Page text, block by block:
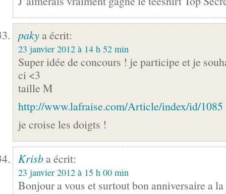
paky a écrit:
23 janvier 2012 à 14 h 52 min
Super idée de concours ! je participe et je
ci <3
taille M
http://www.lafraise.com/Article/index/id/1085
je croise les doigts !
Krisb a écrit:
23 janvier 2012 à 15 h 00 min
Bonjour a vous et surtout bon anniversaire a